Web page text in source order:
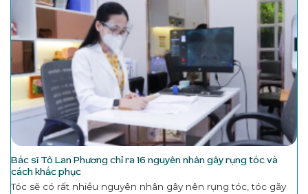
Bác sĩ Tô Lan Phương chỉ ra 16 nguyên nhân gây rụng tóc và
cách khắc phục
Tóc sẽ có rất nhiều nguyên nhân gây nên rụng tóc, tóc gãy